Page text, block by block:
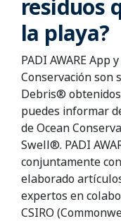
residuos
la playa?
PADI AWARE App
Conservación son
Debris®
puedes informar
de Ocean
Swell®. PADI
conjuntamente
elaborado
expertos en
CSIRO